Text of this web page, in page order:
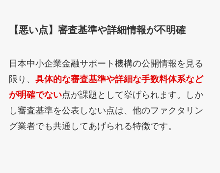
【悪い点】審査基準や詳細情報が不明確
日本中小企業金融サポート機構の公開情報を見る
限り、 具体的な審査基準や詳細な手数料体系など
が明確でない点が課題として挙げられます。しか
し審査基準を公表しない点は、他のファクタリン
グ業者でも共通してあげられる特徴です。